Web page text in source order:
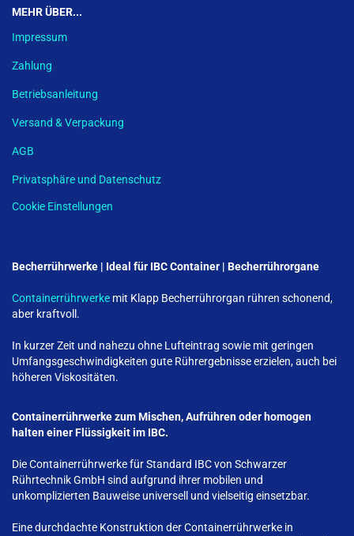
MEHR ÜBER...
Impressum
Zahlung
Betriebsanleitung
Versand & Verpackung
AGB
Privatsphäre und Datenschutz
Cookie Einstellungen
Becherrührwerke | Ideal für IBC Container | Becherrührorgane
Containerrührwerke mit Klapp Becherrührorgan rühren schonend,
aber kraftvoll.
In kurzer Zeit und nahezu ohne Lufteintrag sowie mit geringen
Umfangsgeschwindigkeiten gute Rührergebnisse erzielen, auch bei
höheren Viskositäten.
Containerrührwerke zum Mischen, Aufrühren oder homogen
halten einer Flüssigkeit im IBC.
Die Containerrührwerke für Standard IBC von Schwarzer
Rührtechnik GmbH sind aufgrund ihrer mobilen und
unkomplizierten Bauweise universell und vielseitig einsetzbar.
Eine durchdachte Konstruktion der Containerrührwerke in